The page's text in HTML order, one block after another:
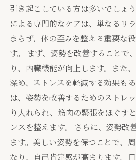
引き起こしている方は多いでしょ
による専門的なケアは、単なるリ
まらず、体の歪みを整える重要な
す。 まず、姿勢を改善することで
り、内臓機能が向上します。また
深め、ストレスを軽減する効果も
は、姿勢を改善するためのストレ
り入れられ、筋肉の緊張をほぐす
ンスを整えます。 さらに、姿勢改
ます。美しい姿勢を保つことで、
なり、自己肯定感が高まります。